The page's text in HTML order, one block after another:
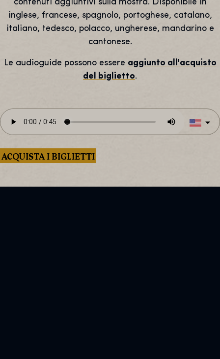
contenuti aggiuntivi sulla mostra. Disponibile in
inglese, francese, spagnolo, portoghese, catalano,
italiano, tedesco, polacco, ungherese, mandarino e
cantonese.
Le audioguide possono essere aggiunto all'acquisto
del biglietto.
ACQUISTA I BIGLIETTI